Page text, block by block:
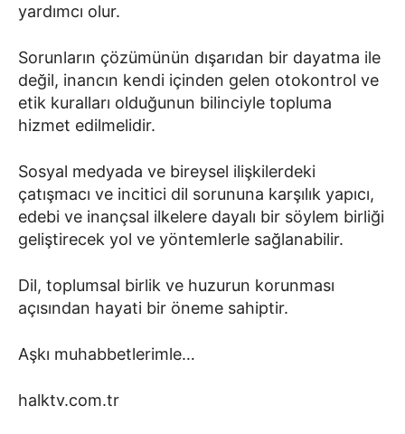
yardımcı olur.
Sorunların çözümünün dışarıdan bir dayatma ile
değil, inancın kendi içinden gelen otokontrol ve
etik kuralları olduğunun bilinciyle topluma
hizmet edilmelidir.
Sosyal medyada ve bireysel ilişkilerdeki
çatışmacı ve incitici dil sorununa karşılık yapıcı,
edebi ve inançsal ilkelere dayalı bir söylem birliği
geliştirecek yol ve yöntemlerle sağlanabilir.
Dil, toplumsal birlik ve huzurun korunması
açısından hayati bir öneme sahiptir.
Aşkı muhabbetlerimle…
halktv.com.tr